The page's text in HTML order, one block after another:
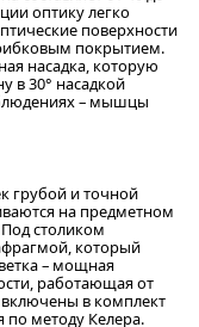
оптику легко
поверхности
покрытием.
насадка, которую
в 30° насадкой
– мышцы
грубой и точной
на предметном
столиком
который
– мощная
работающая от
включены в комплект
по методу Келера.